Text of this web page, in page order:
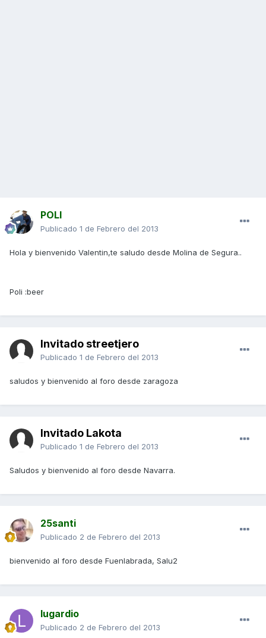
POLI
Publicado 1 de Febrero del 2013
Hola y bienvenido Valentin,te saludo desde Molina de Segura..
Poli :beer
Invitado streetjero
Publicado 1 de Febrero del 2013
saludos y bienvenido al foro desde zaragoza
Invitado Lakota
Publicado 1 de Febrero del 2013
Saludos y bienvenido al foro desde Navarra.
25santi
Publicado 2 de Febrero del 2013
bienvenido al foro desde Fuenlabrada, Salu2
lugardio
Publicado 2 de Febrero del 2013